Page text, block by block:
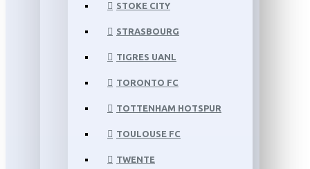
STOKE CITY
STRASBOURG
TIGRES UANL
TORONTO FC
TOTTENHAM HOTSPUR
TOULOUSE FC
TWENTE